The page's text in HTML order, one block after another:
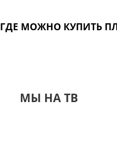
ГДЕ МОЖНО КУПИТЬ
МЫ НА ТВ